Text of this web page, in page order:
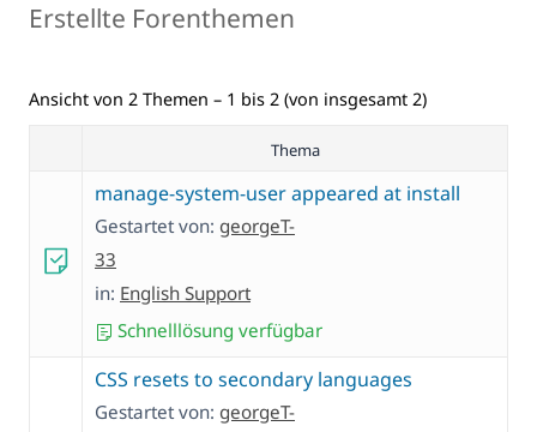
Erstellte Forenthemen
Ansicht von 2 Themen – 1 bis 2 (von insgesamt 2)
Thema
manage-system-user appeared at install
Gestartet von: georgeT-
33
in: English Support
Schnelllösung verfügbar
CSS resets to secondary languages
Gestartet von: georgeT-